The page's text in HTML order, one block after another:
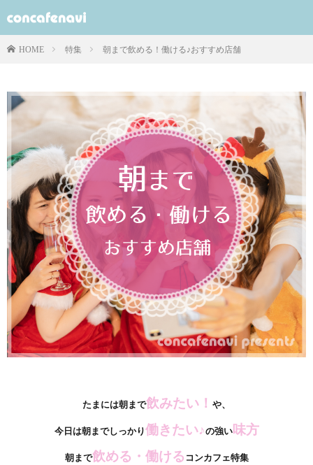
HOME 特集 朝まで飲める！働ける♪おすすめ店舗
たまには朝まで飲みたい！ や、
今日は朝までしっかり働きたい♪の強い味方
朝まで飲める・働ける コンカフェ特集